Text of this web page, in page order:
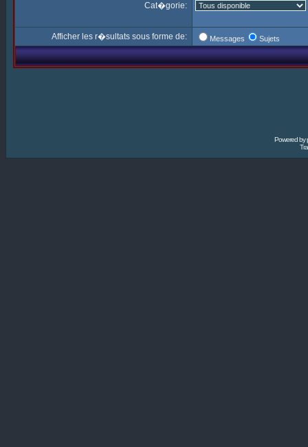
Cat�gorie:
Afficher les r�sultats sous forme de: Messages Sujets
Powered by